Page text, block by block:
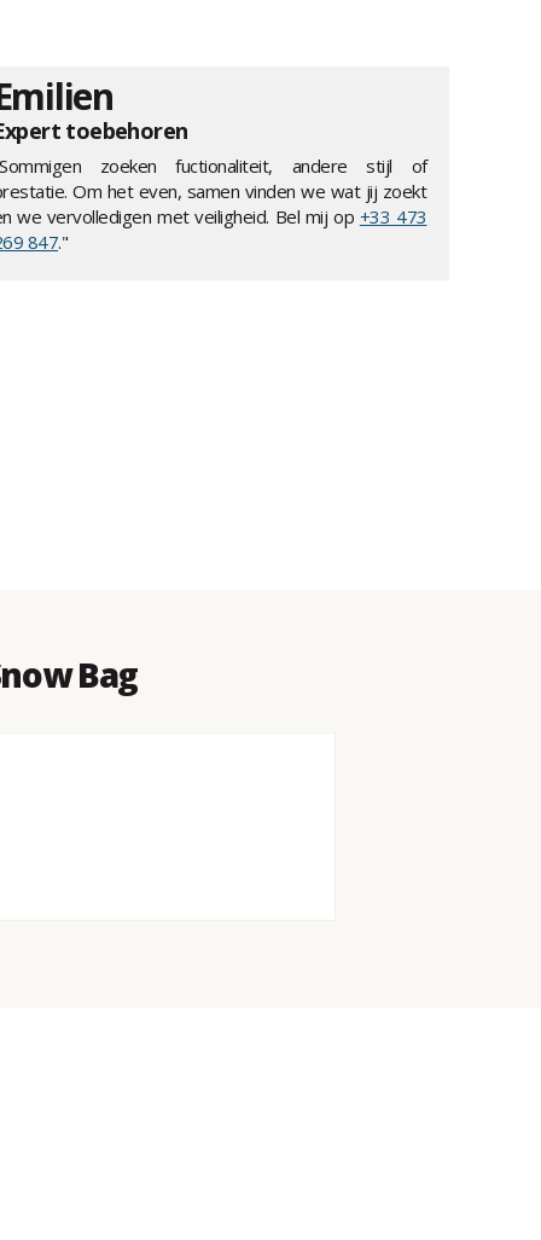
toebehoren
zoeken fuctionaliteit, andere stijl of
Om het even, samen vinden we wat jij zoekt
we vervolledigen met veiligheid. Bel mij op +33 473
847."
Bag